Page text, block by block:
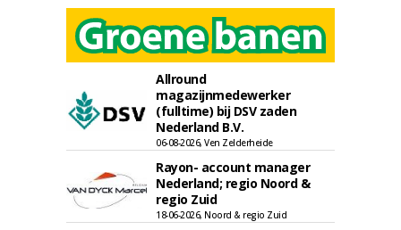
Allround
magazijnmedewerker
(fulltime) bij DSV zaden
Nederland B.V.
06-08-2026, Ven Zelderheide
Rayon- account manager
Nederland; regio Noord &
regio Zuid
18-06-2026, Noord & regio Zuid